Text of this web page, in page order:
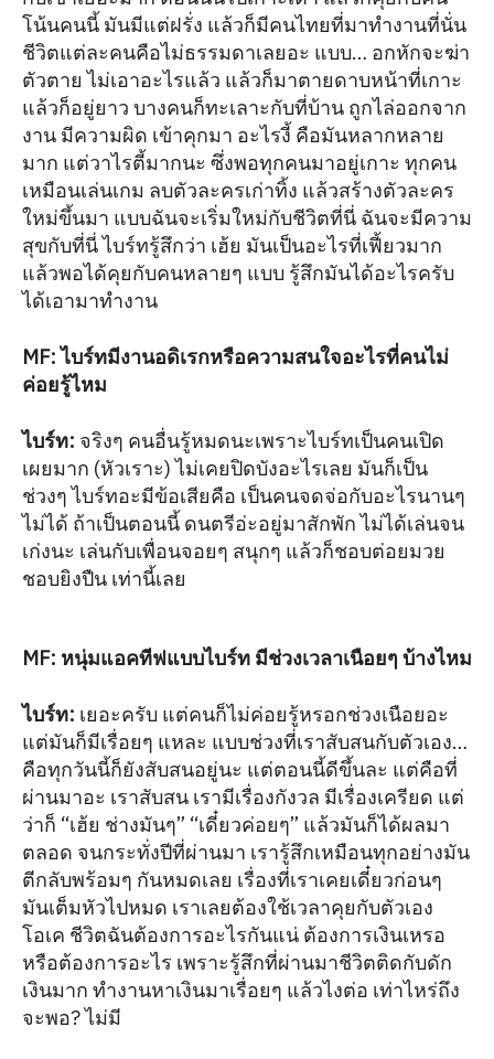
โน้นคนนี้ มันมีแต่ฝรั่ง แล้วก็มีคนไทยที่มาทำงานที่นั่น
ชีวิตแต่ละคนคือไม่ธรรมดาเลยอะ แบบ… อกหักจะฆ่า
ตัวตาย ไม่เอาอะไรแล้ว แล้วก็มาตายดาบหน้าที่เกาะ
แล้วก็อยู่ยาว บางคนก็ทะเลาะกับที่บ้าน ถูกไล่ออกจาก
งาน มีความผิด เข้าคุกมา อะไรงี้ คือมันหลากหลาย
มาก แต่วาไรตี้มากนะ ซึ่งพอทุกคนมาอยู่เกาะ ทุกคน
เหมือนเล่นเกม ลบตัวละครเก่าทิ้ง แล้วสร้างตัวละคร
ใหม่ขึ้นมา แบบฉันจะเริ่มใหม่กับชีวิตที่นี่ ฉันจะมีความ
สุขกับที่นี่ ไบร์ทรู้สึกว่า เฮ้ย มันเป็นอะไรที่เฟี้ยวมาก
แล้วพอได้คุยกับคนหลายๆ แบบ รู้สึกมันได้อะไรครับ
ได้เอามาทำงาน
MF: ไบร์ทมีงานอดิเรกหรือความสนใจอะไรที่คนไม่
ค่อยรู้ไหม
ไบร์ท: จริงๆ คนอื่นรู้หมดนะเพราะไบร์ทเป็นคนเปิด
เผยมาก (หัวเราะ) ไม่เคยปิดบังอะไรเลย มันก็เป็น
ช่วงๆ ไบร์ทอะมีข้อเสียคือ เป็นคนจดจ่อกับอะไรนานๆ
ไม่ได้ ถ้าเป็นตอนนี้ ดนตรีอ่ะอยู่มาสักพัก ไม่ได้เล่นจน
เก่งนะ เล่นกับเพื่อนจอยๆ สนุกๆ แล้วก็ชอบต่อยมวย
ชอบยิงปืน เท่านี้เลย
MF: หนุ่มแอคทีฟแบบไบร์ท มีช่วงเวลาเนือยๆ บ้างไหม
ไบร์ท: เยอะครับ แต่คนก็ไม่ค่อยรู้หรอกช่วงเนือยอะ
แต่มันก็มีเรื่อยๆ แหละ แบบช่วงที่เราสับสนกับตัวเอง…
คือทุกวันนี้ก็ยังสับสนอยู่นะ แต่ตอนนี้ดีขึ้นละ แต่คือที่
ผ่านมาอะ เราสับสน เรามีเรื่องกังวล มีเรื่องเครียด แต่
ว่าก็ “เฮ้ย ช่างมันๆ” “เดี๋ยวค่อยๆ” แล้วมันก็ได้ผลมา
ตลอด จนกระทั่งปีที่ผ่านมา เรารู้สึกเหมือนทุกอย่างมัน
ตีกลับพร้อมๆ กันหมดเลย เรื่องที่เราเคยเดี๋ยวก่อนๆ
มันเต็มหัวไปหมด เราเลยต้องใช้เวลาคุยกับตัวเอง
โอเค ชีวิตฉันต้องการอะไรกันแน่ ต้องการเงินเหรอ
หรือต้องการอะไร เพราะรู้สึกที่ผ่านมาชีวิตติดกับดัก
เงินมาก ทำงานหาเงินมาเรื่อยๆ แล้วไงต่อ เท่าไหร่ถึง
จะพอ? ไม่มี